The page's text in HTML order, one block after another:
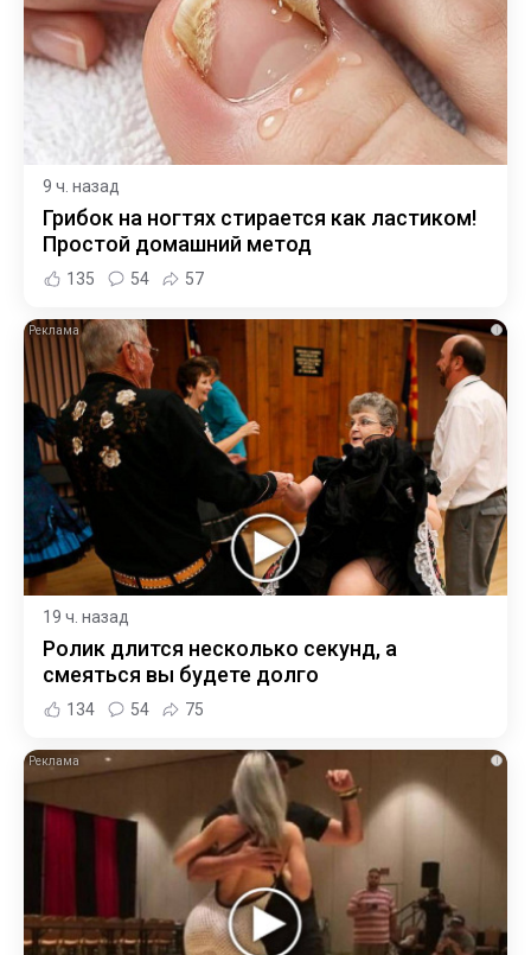
9 ч. назад
Грибок на ногтях стирается как ластиком!
Простой домашний метод
135 54 57
i
19 ч. назад
Ролик длится несколько секунд, а
смеяться вы будете долго
134 54 75
i